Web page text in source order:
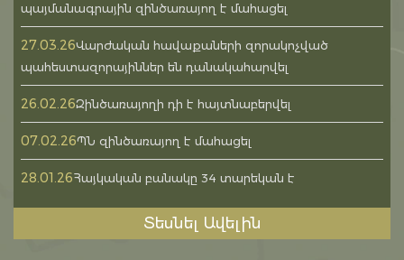
պայմանագրային զինծառայող է մահացել
27.03.26Վարժական հավաքաների զորակոչված
պահեստազորայիններ են դանակահարվել
26.02.26Զինծառայողի դի է հայտնաբերվել
07.02.26ՊՆ զինծառայող է մահացել
28.01.26Հայկական բանակը 34 տարեկան է
Տեսնել Ավելին